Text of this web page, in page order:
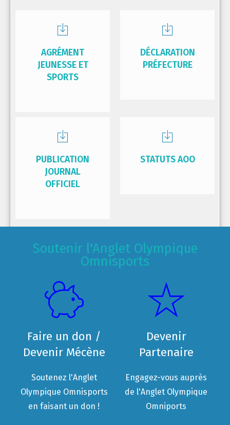
AGRÉMENT
JEUNESSE ET
SPORTS
DÉCLARATION
PRÉFECTURE
PUBLICATION
JOURNAL
OFFICIEL
STATUTS AOO
Soutenir l'Anglet Olympique
Omnisports
Faire un don /
Devenir Mécène
Soutenez l'Anglet
Olympique Omnisports
en faisant un don !
Devenir
Partenaire
Engagez-vous auprès
de l'Anglet Olympique
Omniports